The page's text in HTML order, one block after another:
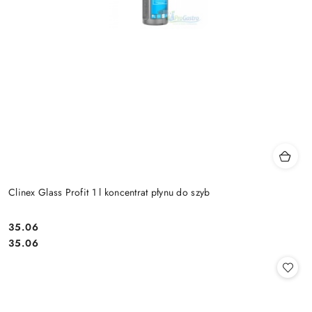
Clinex Glass Profit 1 l koncentrat płynu do szyb
Cena:
35.06
Cena:
35.06